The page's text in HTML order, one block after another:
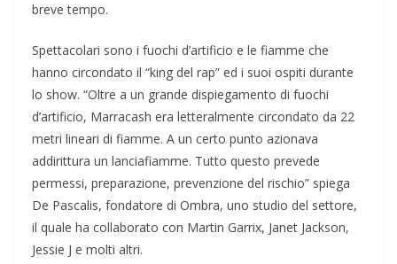
breve tempo.
Spettacolari sono i fuochi d’artificio e le fiamme che
hanno circondato il “king del rap” ed i suoi ospiti durante
lo show. “Oltre a un grande dispiegamento di fuochi
d’artificio, Marracash era letteralmente circondato da 22
metri lineari di fiamme. A un certo punto azionava
addirittura un lanciafiamme. Tutto questo prevede
permessi, preparazione, prevenzione del rischio” spiega
De Pascalis, fondatore di Ombra, uno studio del settore,
il quale ha collaborato con Martin Garrix, Janet Jackson,
Jessie J e molti altri.